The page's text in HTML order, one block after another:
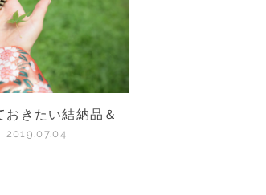
きたい結納品＆
2019.07.04